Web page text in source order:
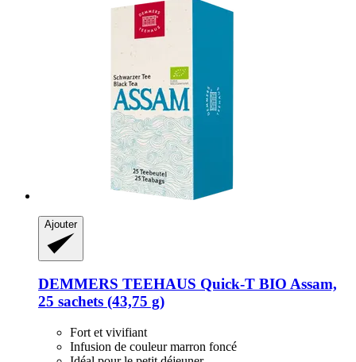
Ajouter
DEMMERS TEEHAUS Quick-​T BIO Assam,
25 sachets (43,75 g)
Fort et vivifiant
Infusion de couleur marron foncé